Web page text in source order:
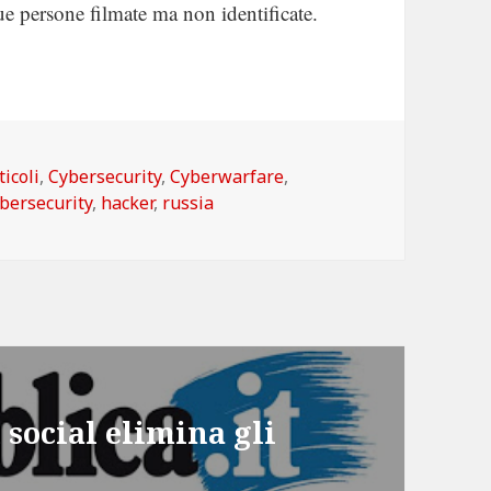
persone filmate ma non identificate.
,Cybersecurity,Cyberwarfare,
, hacker, russia
elimina gli